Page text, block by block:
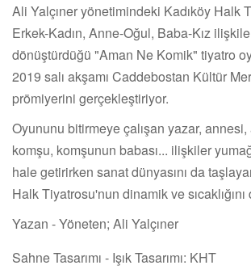
Ali Yalçıner yönetimindeki Kadıköy Halk
Erkek-Kadın, Anne-Oğul, Baba-Kız
dönüştürdüğü "Aman Ne Komik" tiyatro
2019 salı akşamı Caddebostan Kültür
prömiyerini gerçekleştiriyor.
Oyununu bitirmeye çalışan yazar, annesi,
komşu, komşunun babası... ilişkiler
hale getirirken sanat dünyasını da
Halk Tiyatrosu'nun dinamik ve
Yazan - Yöneten; Ali Yalçıner
Sahne Tasarımı - Işık Tasarımı: KHT